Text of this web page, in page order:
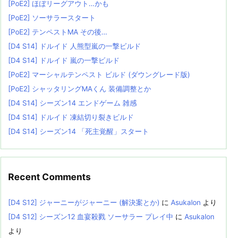
[PoE2] ほぼリーグアウト…かも
[PoE2] ソーサラースタート
[PoE2] テンペストMA その後…
[D4 S14] ドルイド 人熊型嵐の一撃ビルド
[D4 S14] ドルイド 嵐の一撃ビルド
[PoE2] マーシャルテンペスト ビルド (ダウングレード版)
[PoE2] シャッタリングMAくん 装備調整とか
[D4 S14] シーズン14 エンドゲーム 雑感
[D4 S14] ドルイド 凍結切り裂きビルド
[D4 S14] シーズン14 「死主覚醒」スタート
Recent Comments
[D4 S12] ジャーニーがジャーニー (解決案とか) に Asukalon より
[D4 S12] シーズン12 血宴殺戮 ソーサラー プレイ中 に Asukalon
より